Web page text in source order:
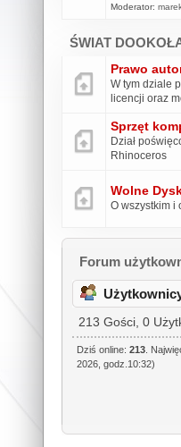
Moderator:
ŚWIAT
Prawo
W tym dziale
licencji oraz
Sprzęt
Dział
Rhinoceros
Wolne
O wszystkim i
Forum
213 Gości, 0
Dziś online:213 .
2026, godz.10:32)